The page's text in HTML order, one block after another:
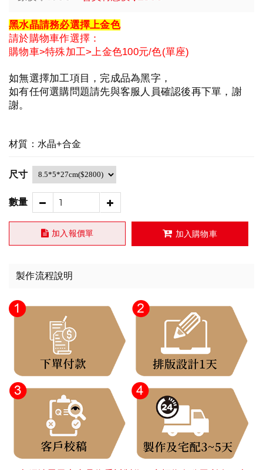
黑水晶請務必選擇上金色
請於購物車作選擇：
購物車>特殊加工>上金色100元/色(單座)
如無選擇加工項目，完成品為黑字，
如有任何選購問題請先與客服人員確認後再下單， 謝
謝。
材質：水晶+合金
尺寸
數量
加入報價單 加入購物車
製作流程說明